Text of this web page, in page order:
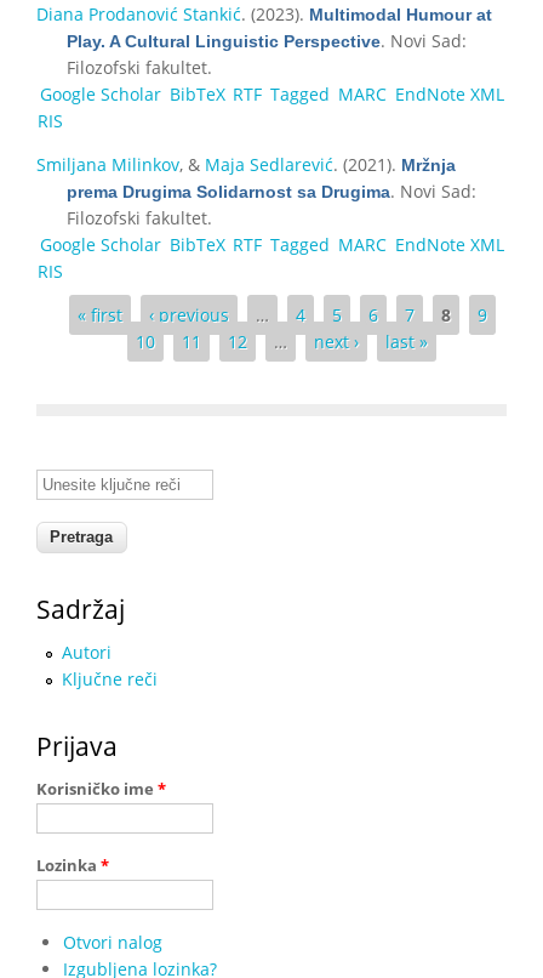
Diana Prodanović Stankić. (2023). Multimodal Humour at
Play. A Cultural Linguistic Perspective. Novi Sad:
Filozofski fakultet.
Google Scholar BibTeX RTF Tagged MARC EndNote XML
RIS
Smiljana Milinkov, & Maja Sedlarević. (2021). Mržnja
prema Drugima Solidarnost sa Drugima. Novi Sad:
Filozofski fakultet.
Google Scholar BibTeX RTF Tagged MARC EndNote XML
RIS
Pages« first ‹ previous … 4 5 6 7 8
9
10
11 12 … next › last »
Unesite ključne reči
Sadržaj
Autori
Ključne reči
Prijava
Korisničko ime *
Lozinka *
Otvori nalog
Izgubljena lozinka?